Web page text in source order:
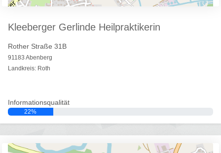
Kleeberger Gerlinde Heilpraktikerin
Rother Straße 31B
91183 Abenberg
Landkreis: Roth
Informationsqualität
22%